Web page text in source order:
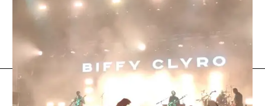
Sidecars
Flooxer Now » Música